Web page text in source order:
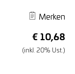
Merken
€ 10,68
(inkl. 20% Ust.)